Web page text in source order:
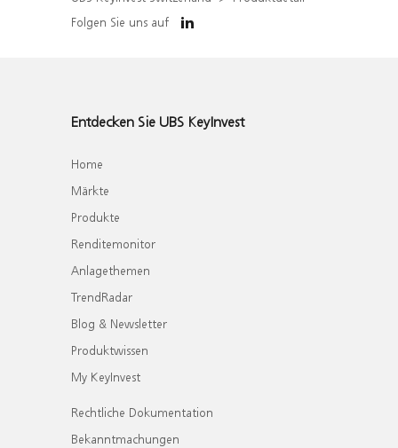
Folgen Sie uns auf
Entdecken Sie UBS KeyInvest
Home
Märkte
Produkte
Renditemonitor
Anlagethemen
TrendRadar
Blog & Newsletter
Produktwissen
My KeyInvest
Rechtliche Dokumentation
Bekanntmachungen